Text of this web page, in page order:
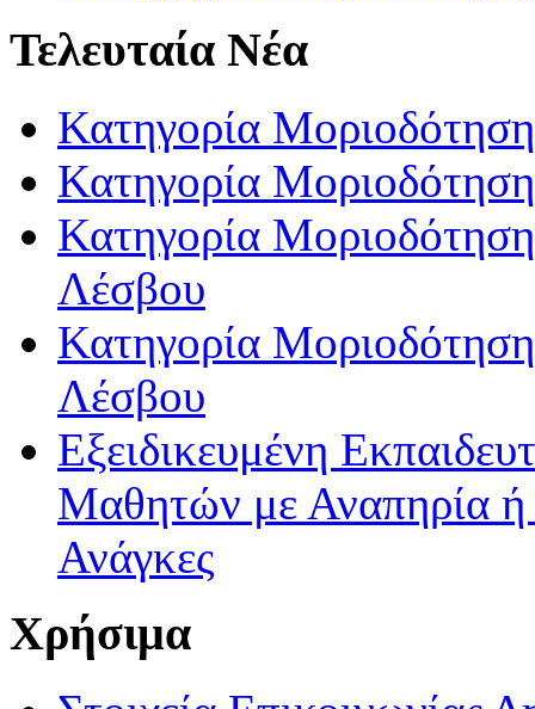
Τελευταία Νέα
Κατηγορία
Κατηγορία
Κατηγορία
Λέσβου
Κατηγορία
Λέσβου
Εξειδικευμένη
Μαθητών με Αναπηρία ή /
Ανάγκες
Χρήσιμα